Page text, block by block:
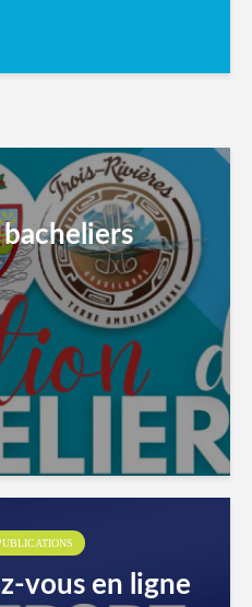
vous en ligne